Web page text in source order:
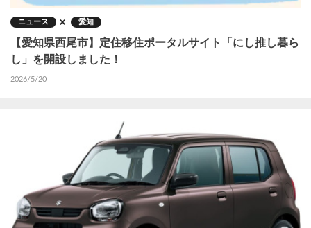
ニュース 愛知
【愛知県西尾市】定住移住ポータルサイト「にし推し暮ら
し」を開設しました！
2026/5/20